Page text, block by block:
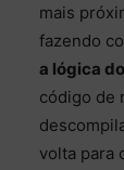
mais
fazendo
a lógica
código de
volta para